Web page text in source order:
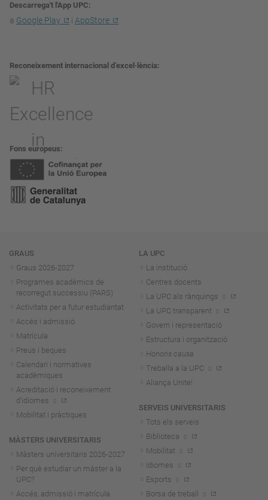
Descarrega't l'App UPC
a Google Play i AppStore
Reconeixement internacional d’excel·lència
Fons europeus
Navegació
GRAUS
Graus 2026-2027
Programes acadèmics de
recorregut successiu (PARS)
Activitats per a futur estudiantat
Accés i admissió
Matrícula
Preus i beques
Calendari i normatives
acadèmiques
Acreditació i reconeixement
d'idiomes
Mobilitat i pràctiques
MÀSTERS UNIVERSITARIS
Màsters universitaris 2026-2027
Per què estudiar un màster a la
UPC?
Accés, admissió i matrícula
LA UPC
La institució
Centres docents
La UPC als rànquings
La UPC transparent
Govern i representació
Estructura i organització
Honoris causa
Treballa a la UPC
Aliança Unite!
SERVEIS UNIVERSITARIS
Tots els serveis
Biblioteca
Mobilitat
Idiomes
Esports
Borsa de treball